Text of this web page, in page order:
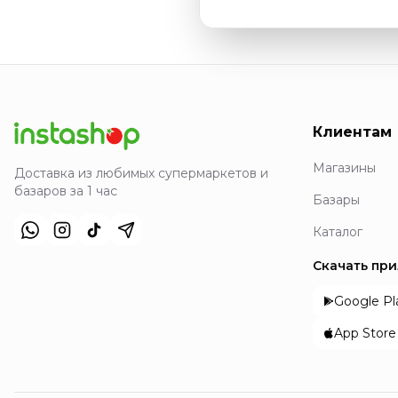
Доставка из любимых супермаркетов и
базаров за 1 час
Клиентам
Магазины
Базары
Каталог
Скачать
Google
App Store